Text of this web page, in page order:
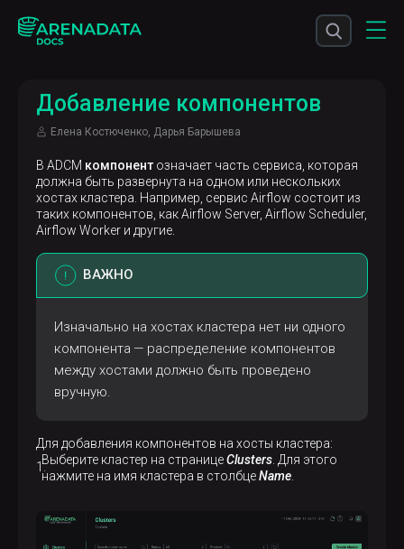
Добавление компонентов
Елена Костюченко, Дарья Барышева
В ADCM компонент означает часть сервиса, которая
должна быть развернута на одном или нескольких
хостах кластера. Например, сервис Airflow состоит из
таких компонентов, как Airflow Server, Airflow Scheduler,
Airflow Worker и другие.
ВАЖНО
Изначально на хостах кластера нет ни одного
компонента — распределение компонентов
между хостами должно быть проведено
вручную.
Для добавления компонентов на хосты кластера:
Выберите кластер на страницеClusters . Для этого
нажмите на имя кластера в столбцеName